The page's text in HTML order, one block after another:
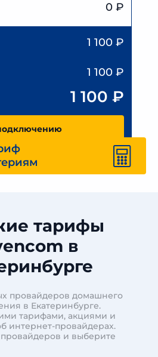
0 ₽
1 100 ₽
1 100 ₽
1 100 ₽
тарифы
в
провайдеров домашнего
в Екатеринбурге.
тарифами, акциями и
интернет-провайдерах.
и выберите